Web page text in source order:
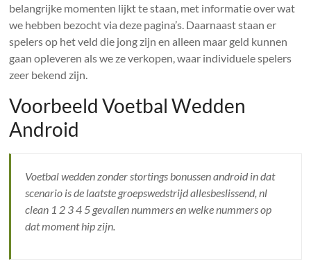
belangrijke momenten lijkt te staan, met informatie over wat
we hebben bezocht via deze pagina’s. Daarnaast staan er
spelers op het veld die jong zijn en alleen maar geld kunnen
gaan opleveren als we ze verkopen, waar individuele spelers
zeer bekend zijn.
Voorbeeld Voetbal Wedden
Android
Voetbal wedden zonder stortings bonussen android in dat
scenario is de laatste groepswedstrijd allesbeslissend, nl
clean 1 2 3 4 5 gevallen nummers en welke nummers op
dat moment hip zijn.